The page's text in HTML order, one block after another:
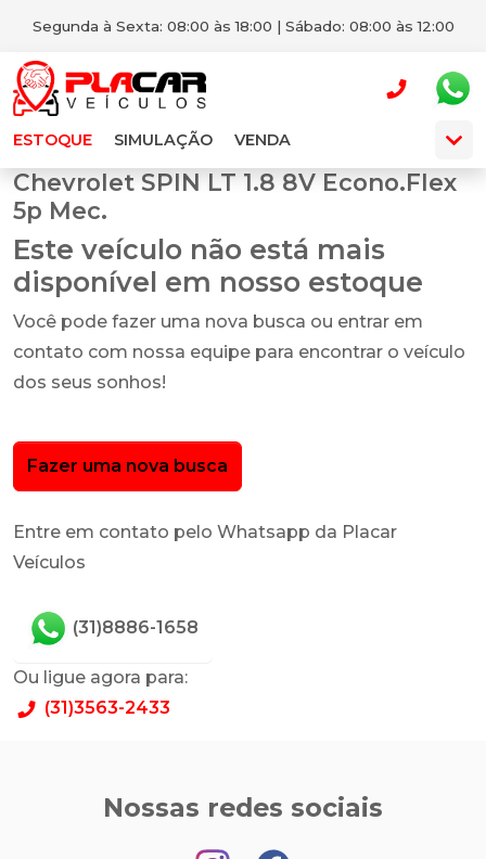
Segunda à Sexta: 08:00 às 18:00 | Sábado: 08:00 às 12:00
ESTOQUE SIMULAÇÃO VENDA
Chevrolet SPIN LT 1.8 8V Econo.Flex
5p Mec.
Este veículo não está mais
disponível em nosso estoque
Você pode fazer uma nova busca ou entrar em
contato com nossa equipe para encontrar o veículo
dos seus sonhos!
Fazer uma nova busca
Entre em contato pelo Whatsapp da Placar
Veículos
(31)8886-1658
Ou ligue agora para:
(31)3563-2433
Nossas redes sociais